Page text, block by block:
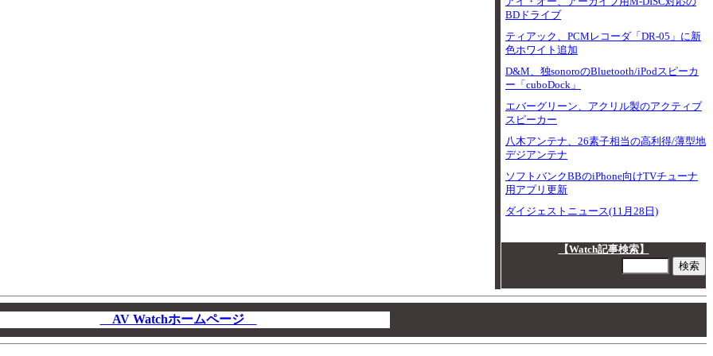
BDドライブ
ティアック、PCMレコーダ「DR-05」に新
色ホワイト追加
D&M、独sonoroのBluetooth/iPodスピーカ
ー「cuboDock」
エバーグリーン、アクリル製のアクティブ
スピーカー
八木アンテナ、26素子相当の高利得/薄型地
デジアンテナ
ソフトバンクBBのiPhone向けTVチューナ
用アプリ更新
ダイジェストニュース(11月28日)
【Watch記事検索】
AV Watchホームページ